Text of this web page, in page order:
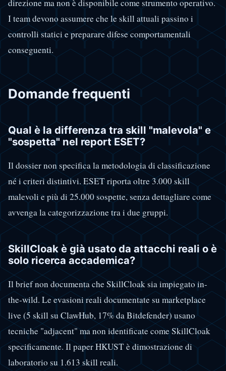
direzione ma non è disponibile come strumento operativo.
I team devono assumere che le skill attuali passino i
controlli statici e preparare difese comportamentali
conseguenti.
Domande frequenti
Qual è la differenza tra skill "malevola" e
"sospetta" nel report ESET?
Il dossier non specifica la metodologia di classificazione
né i criteri distintivi. ESET riporta oltre 3.000 skill
malevoli e più di 25.000 sospette, senza dettagliare come
avvenga la categorizzazione tra i due gruppi.
SkillCloak è già usato da attacchi reali o è
solo ricerca accademica?
Il brief non documenta che SkillCloak sia impiegato in-
the-wild. Le evasioni reali documentate su marketplace
live (5 skill su ClawHub, 17% da Bitdefender) usano
tecniche "adjacent" ma non identificate come SkillCloak
specificamente. Il paper HKUST è dimostrazione di
laboratorio su 1.613 skill reali.